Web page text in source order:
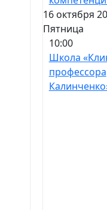
16 октября
Пятница
10:00
Школа
профессора